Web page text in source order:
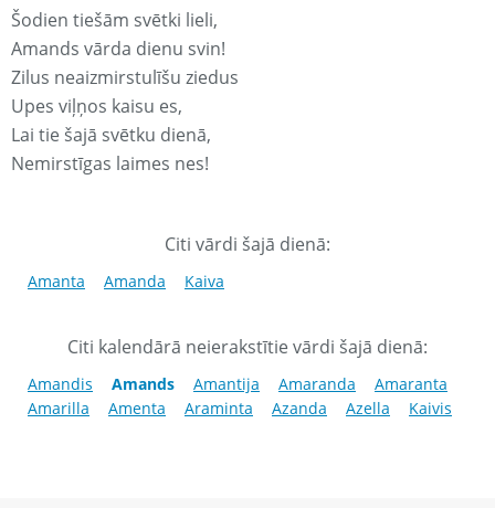
Šodien tiešām svētki lieli,
Amands vārda dienu svin!
Zilus neaizmirstulīšu ziedus
Upes viļņos kaisu es,
Lai tie šajā svētku dienā,
Nemirstīgas laimes nes!
Citi vārdi šajā dienā:
Amanta Amanda Kaiva
Citi kalendārā neierakstītie vārdi šajā dienā:
Amandis Amands Amantija Amaranda
Amaranta
Amarilla
Amenta Araminta Azanda Azella Kaivis